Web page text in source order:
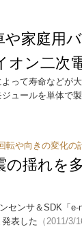
や家庭用
オン二次
って寿命などが
ュールを単体で
転や向きの変化の
の揺れを
センサ＆SDK「
表した （2011/3/